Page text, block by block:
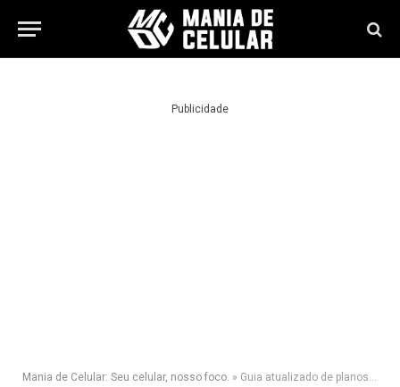
Publicidade
Mania de Celular: Seu celular, nosso foco. » Guia atualizado de planos TIM: pré, controle, Beta, Black e internet residencial